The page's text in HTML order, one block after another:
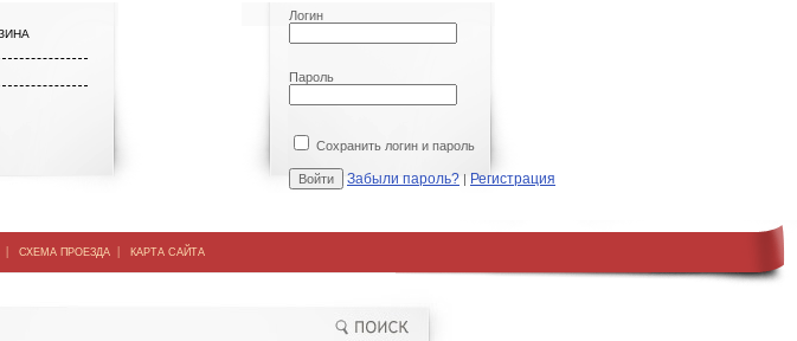
Логин
Пароль
Сохранить логин и пароль
Забыли пароль? | Регистрация
| СХЕМА ПРОЕЗДА | КАРТА САЙТА